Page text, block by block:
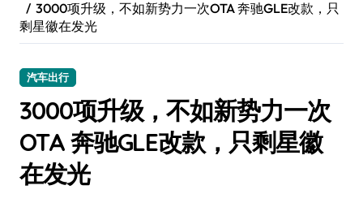
3000项升级，不如新势力一次OTA 奔驰GLE改款，只
剩星徽在发光
汽车出行
3000项升级，不如新势力一次
OTA 奔驰GLE改款，只剩星徽
在发光